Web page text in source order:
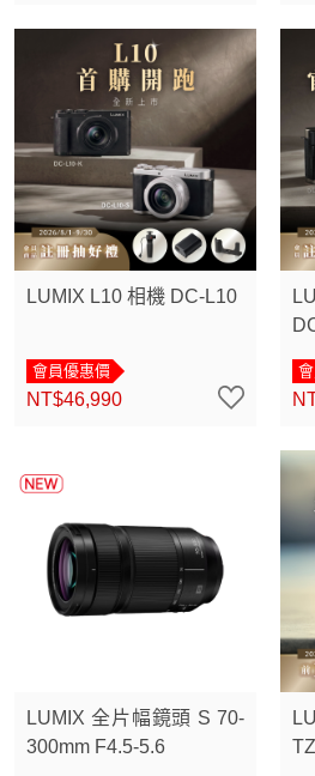
LUMIX L10 相機 DC-L10
會員優惠價
NT$46,990
LUMIX 全片幅鏡頭 S 70-
300mm F4.5-5.6